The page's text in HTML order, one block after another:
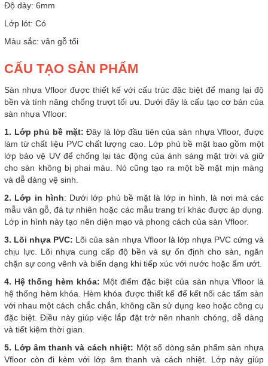
Độ dày: 6mm
Lớp lót: Có
Màu sắc: vân gỗ tối
CẤU TẠO SẢN PHẨM
Sàn nhựa Vfloor được thiết kế với cấu trúc đặc biệt để mang lại độ
bền và tính năng chống trượt tối ưu. Dưới đây là cấu tạo cơ bản của
sàn nhựa Vfloor:
1. Lớp phủ bề mặt: Đây là lớp đầu tiên của sàn nhựa Vfloor, được
làm từ chất liệu PVC chất lượng cao. Lớp phủ bề mặt bao gồm một
lớp bảo vệ UV để chống lại tác động của ánh sáng mặt trời và giữ
cho sàn không bị phai màu. Nó cũng tạo ra một bề mặt mịn màng
và dễ dàng vệ sinh.
2. Lớp in hình: Dưới lớp phủ bề mặt là lớp in hình, là nơi mà các
mẫu vân gỗ, đá tự nhiên hoặc các mẫu trang trí khác được áp dụng.
Lớp in hình này tạo nên diện mạo và phong cách của sàn Vfloor.
3. Lõi nhựa PVC: Lõi của sàn nhựa Vfloor là lớp nhựa PVC cứng và
chịu lực. Lõi nhựa cung cấp độ bền và sự ổn định cho sàn, ngăn
chặn sự cong vênh và biến dạng khi tiếp xúc với nước hoặc ẩm ướt.
4. Hệ thống hèm khóa: Một điểm đặc biệt của sàn nhựa Vfloor là
hệ thống hèm khóa. Hèm khóa được thiết kế để kết nối các tấm sàn
với nhau một cách chắc chắn, không cần sử dụng keo hoặc công cụ
đặc biệt. Điều này giúp việc lắp đặt trở nên nhanh chóng, dễ dàng
và tiết kiệm thời gian.
5. Lớp âm thanh và cách nhiệt: Một số dòng sản phẩm sàn nhựa
Vfloor còn đi kèm với lớp âm thanh và cách nhiệt. Lớp này giúp